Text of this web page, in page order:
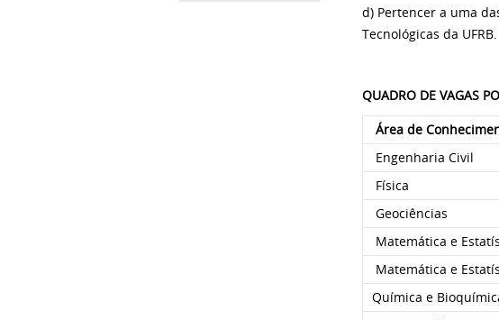
d) Pertencer a uma
Tecnológicas da UFRB.
QUADRO DE VA​GAS
Área de
Engenharia Civil
Física
Geociências
Matemática e
Matemática e
Química e